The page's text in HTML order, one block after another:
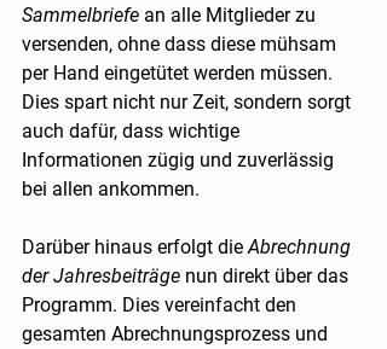
Sammelbriefe an alle Mitglieder zu
versenden, ohne dass diese mühsam
per Hand eingetütet werden müssen.
Dies spart nicht nur Zeit, sondern sorgt
auch dafür, dass wichtige
Informationen zügig und zuverlässig
bei allen ankommen.
Darüber hinaus erfolgt die Abrechnung
der Jahresbeiträge nun direkt über das
Programm. Dies vereinfacht den
gesamten Abrechnungsprozess und